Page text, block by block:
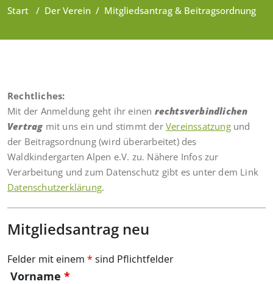
Start / Der Verein / Mitgliedsantrag & Beitragsordnung
Rechtliches:
Mit der Anmeldung geht ihr einen rechtsverbindlichen
Vertrag mit uns ein und stimmt derVereinssatzungund
der Beitragsordnung (wird überarbeitet) des
Waldkindergarten Alpen e.V. zu. Nähere Infos zur
Verarbeitung und zum Datenschutz gibt es unter dem Link
Datenschutzerklärung.
Mitgliedsantrag neu
Felder mit einem * sind Pflichtfelder
Vorname *